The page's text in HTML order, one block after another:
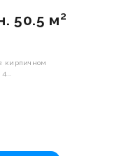
50.5 м²
кирпичном